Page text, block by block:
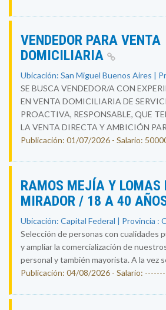
VENDEDOR PARA VENTA
DOMICILIARIA
Ubicación: San Miguel Buenos Aires |
SE BUSCA VENDEDOR/A CON
EN VENTA DOMICILIARIA DE
PROACTIVA, RESPONSABLE, QUE
LA VENTA DIRECTA Y AMBICIÓN
Publicación: 01/07/2026 - Salario:
RAMOS MEJÍA Y LOMAS
MIRADOR / 18 A 40
Ubicación: Capital Federal | Provincia :
Selección de personas con cualidades
y ampliar la comercialización de
personal y también mayorista. A la vez
Publicación: 04/08/2026 - Salario: